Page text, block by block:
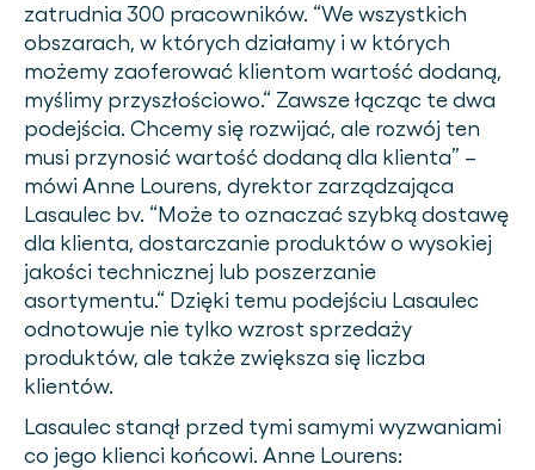
zatrudnia 300 pracowników. “We wszystkich
obszarach, w których działamy i w których
możemy zaoferować klientom wartość dodaną,
myślimy przyszłościowo.“ Zawsze łącząc te dwa
podejścia. Chcemy się rozwijać, ale rozwój ten
musi przynosić wartość dodaną dla klienta” –
mówi Anne Lourens, dyrektor zarządzająca
Lasaulec bv. “Może to oznaczać szybką dostawę
dla klienta, dostarczanie produktów o wysokiej
jakości technicznej lub poszerzanie
asortymentu.“ Dzięki temu podejściu Lasaulec
odnotowuje nie tylko wzrost sprzedaży
produktów, ale także zwiększa się liczba
klientów.
Lasaulec stanął przed tymi samymi wyzwaniami
co jego klienci końcowi. Anne Lourens: